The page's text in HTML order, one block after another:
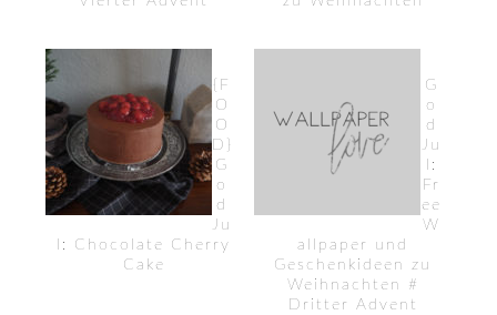
{F
O
O
D}
G
o
d
Ju
l: Chocolate Cherry
Cake
G
o
d
Ju
l:
Fr
ee
W
allpaper und
Geschenkideen zu
Weihnachten #
Dritter Advent